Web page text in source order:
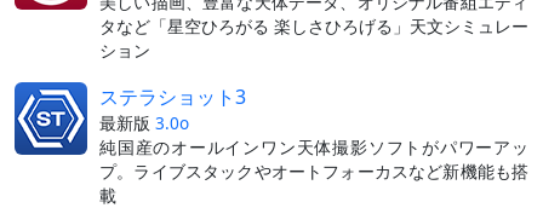
タなど「星空ひろがる 楽しさひろげる」天文シミュレー
ション
ステラショット3
最新版 3.0o
純国産のオールインワン天体撮影ソフトがパワーアッ
プ。ライブスタックやオートフォーカスなど新機能も搭
載